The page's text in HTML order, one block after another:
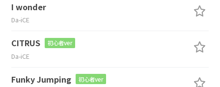
I wonder
Da-iCE
CITRUS 初心者ver
Da-iCE
Funky Jumping 初心者ver